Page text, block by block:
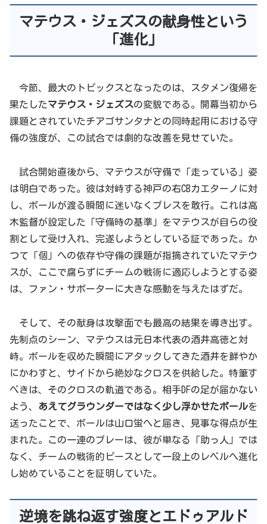
マテウス・ジェズスの献身性という
「進化」
今節、最大のトピックスとなったのは、スタメン復帰を
果たしたマテウス・ジェズスの変貌である。開幕当初から
課題とされていたチアゴサンタナとの同時起用における守
備の強度が、この試合では劇的な改善を見せていた。
試合開始直後から、マテウスが守備で「走っている」姿
は明白であった。彼は対峙する神戸の右CBカエターノに対
し、ボールが渡る瞬間に迷いなくプレスを敢行。これは高
木監督が設定した「守備時の基準」をマテウスが自らの役
割として受け入れ、完遂しようとしている証であった。か
つて「個」への依存や守備の課題が指摘されていたマテウ
スが、ここで腐らずにチームの戦術に適応しようとする姿
は、ファン・サポーターに大きな感動を与えたはずだ。
そして、その献身は攻撃面でも最高の結果を導き出す。
先制点のシーン、マテウスは元日本代表の酒井高徳と対
峙。ボールを収めた瞬間にアタックしてきた酒井を鮮やか
にかわすと、サイドから絶妙なクロスを供給した。特筆す
べきは、そのクロスの軌道である。相手DFの足が届かない
よう、 あえてグラウンダーではなく少し浮かせたボールを
送ったことで、ボールは山口蛍へと届き、見事な得点が生
まれた。この一連のプレーは、彼が単なる「助っ人」では
なく、チームの戦術的ピースとして一段上のレベルへ進化
し始めていることを証明していた。
逆境を跳ね返す強度とエドゥアルド